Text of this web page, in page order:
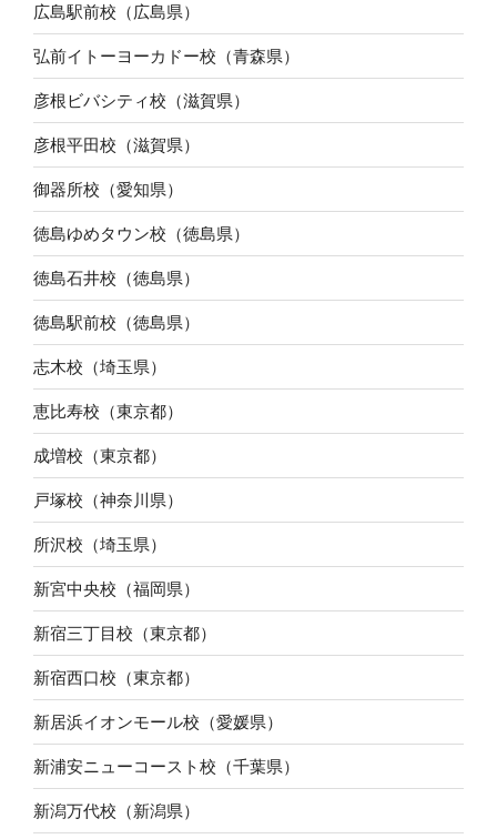
広島駅前校（広島県）
弘前イトーヨーカドー校（青森県）
彦根ビバシティ校（滋賀県）
彦根平田校（滋賀県）
御器所校（愛知県）
徳島ゆめタウン校（徳島県）
徳島石井校（徳島県）
徳島駅前校（徳島県）
志木校（埼玉県）
恵比寿校（東京都）
成増校（東京都）
戸塚校（神奈川県）
所沢校（埼玉県）
新宮中央校（福岡県）
新宿三丁目校（東京都）
新宿西口校（東京都）
新居浜イオンモール校（愛媛県）
新浦安ニューコースト校（千葉県）
新潟万代校（新潟県）